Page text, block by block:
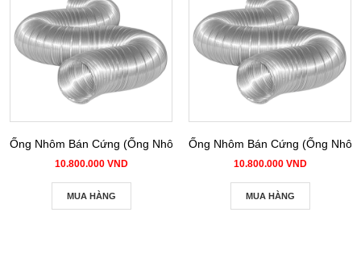
Ống Nhôm Bán Cứng (Ống Nhôm Nhún) phi 100
10.800.000 VND
MUA HÀNG
Ống Nhôm Bán Cứng (Ống
10.800.000 VND
MUA HÀNG